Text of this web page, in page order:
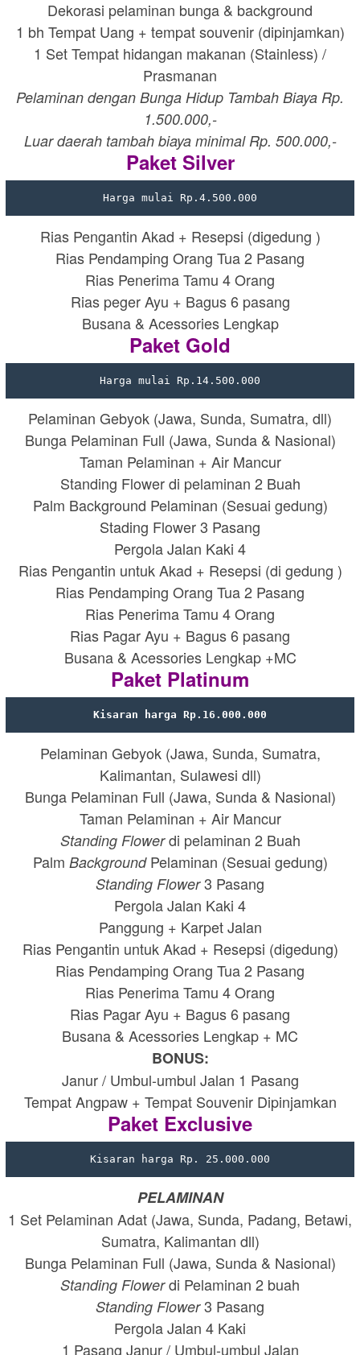
Dekorasi pelaminan bunga & background
1 bh Tempat Uang + tempat souvenir (dipinjamkan)
1 Set Tempat hidangan makanan (Stainless) /
Prasmanan
Pelaminan dengan Bunga Hidup Tambah Biaya Rp.
1.500.000,-
Luar daerah tambah biaya minimal Rp. 500.000,-
Paket Silver
Harga mulai Rp.4.500.000
Rias Pengantin Akad + Resepsi (digedung )
Rias Pendamping Orang Tua 2 Pasang
Rias Penerima Tamu 4 Orang
Rias peger Ayu + Bagus 6 pasang
Busana & Acessories Lengkap
Paket Gold
Harga mulai Rp.14.500.000
Pelaminan Gebyok (Jawa, Sunda, Sumatra, dll)
Bunga Pelaminan Full (Jawa, Sunda & Nasional)
Taman Pelaminan + Air Mancur
Standing Flower di pelaminan 2 Buah
Palm Background Pelaminan (Sesuai gedung)
Stading Flower 3 Pasang
Pergola Jalan Kaki 4
Rias Pengantin untuk Akad + Resepsi (di gedung )
Rias Pendamping Orang Tua 2 Pasang
Rias Penerima Tamu 4 Orang
Rias Pagar Ayu + Bagus 6 pasang
Busana & Acessories Lengkap +MC
Paket Platinum
Kisaran harga Rp.16.000.000
Pelaminan Gebyok (Jawa, Sunda, Sumatra,
Kalimantan, Sulawesi dll)
Bunga Pelaminan Full (Jawa, Sunda & Nasional)
Taman Pelaminan + Air Mancur
Standing Flowerdi pelaminan 2 Buah
Palm BackgroundPelaminan (Sesuai gedung)
Standing Flower3 Pasang
Pergola Jalan Kaki 4
Panggung + Karpet Jalan
Rias Pengantin untuk Akad + Resepsi (digedung)
Rias Pendamping Orang Tua 2 Pasang
Rias Penerima Tamu 4 Orang
Rias Pagar Ayu + Bagus 6 pasang
Busana & Acessories Lengkap + MC
BONUS:
Janur / Umbul-umbul Jalan 1 Pasang
Tempat Angpaw + Tempat Souvenir Dipinjamkan
Paket Exclusive
Kisaran harga Rp. 25.000.000
PELAMINAN
1 Set Pelaminan Adat (Jawa, Sunda, Padang, Betawi,
Sumatra, Kalimantan dll)
Bunga Pelaminan Full (Jawa, Sunda & Nasional)
Standing Flowerdi Pelaminan 2 buah
Standing Flower3 Pasang
Pergola Jalan 4 Kaki
1 Pasang Janur / Umbul-umbul Jalan